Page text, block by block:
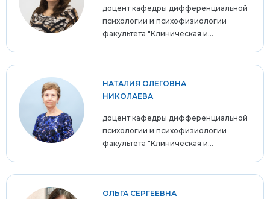
доцент кафедры дифференциальной
психологии и психофизиологии
факультета "Клиническая и...
НАТАЛИЯ ОЛЕГОВНА
НИКОЛАЕВА
доцент кафедры дифференциальной
психологии и психофизиологии
факультета "Клиническая и...
ОЛЬГА СЕРГЕЕВНА